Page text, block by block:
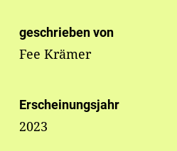
geschrieben von
Fee Krämer
Erscheinungsjahr
2023